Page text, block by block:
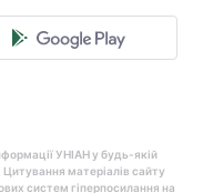
УНІАН у будь-якій
матеріалів сайту
систем гіперпосилання на